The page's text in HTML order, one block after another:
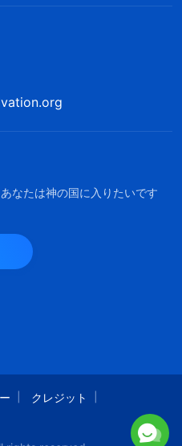
しました。拘置所に戻
て所持金1300元を押収
服に着替えさせ、強制
せました。その後、刑務
魔、麻薬の売人と同じ
き出しにして私を睨み
陰気でおどろおどろし
び出そうになりました。
。私は「福音を広めた
ると彼らのうちの１人
猛に笑い始め、「だっ
出してくれって頼んだら
なたは神の国に入りたいです
クレジット
の人は主が既に戻ら
。では、私たちはどの
に引き上げられるこ
あなたとともにオン
探していきたいと思い
歓迎します。